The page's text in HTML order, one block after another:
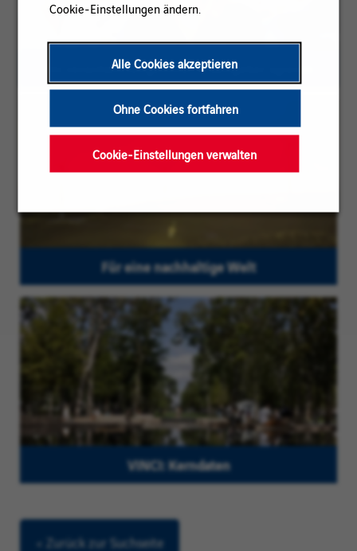
Cookie-Einstellungen ändern.
Alle Cookies akzeptieren
Ohne Cookies fortfahren
Cookie-Einstellungen verwalten
Als verantwortungsvoller Arbeitgeber agieren
Für eine nachhaltige Welt
VINCI: Kerndaten
< Zurück zur Suchseite